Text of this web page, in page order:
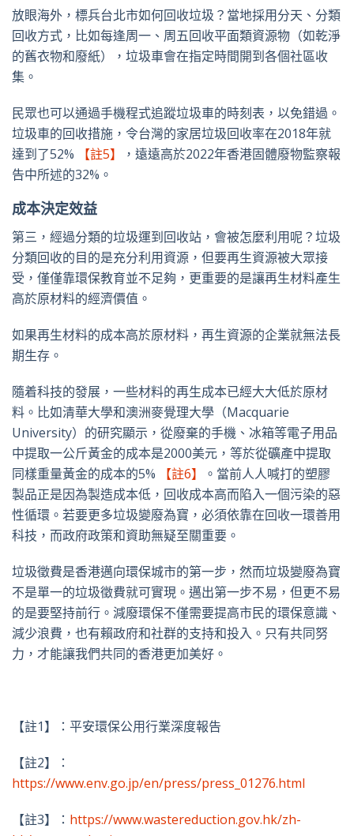
放眼海外，標兵台北市如何回收垃圾？當地採用分天、分類
回收方式，比如每逢周一、周五回收平面類資源物（如乾淨
的舊衣物和廢紙），垃圾車會在指定時間開到各個社區收
集。
民眾也可以通過手機程式追蹤垃圾車的時刻表，以免錯過。
垃圾車的回收措施，令台灣的家居垃圾回收率在2018年就
達到了52%
【註5】
，遠遠高於2022年香港固體廢物監察報
告中所述的32%。
成本決定效益
第三，經過分類的垃圾運到回收站，會被怎麼利用呢？垃圾
分類回收的目的是充分利用資源，但要再生資源被大眾接
受，僅僅靠環保教育並不足夠，更重要的是讓再生材料產生
高於原材料的經濟價值。
如果再生材料的成本高於原材料，再生資源的企業就無法長
期生存。
隨着科技的發展，一些材料的再生成本已經大大低於原材
料。比如清華大學和澳洲麥覺理大學（Macquarie
University）的研究顯示，從廢棄的手機、冰箱等電子用品
中提取一公斤黃金的成本是2000美元，等於從礦產中提取
同樣重量黃金的成本的5%
【註6】
。當前人人喊打的塑膠
製品正是因為製造成本低，回收成本高而陷入一個污染的惡
性循環。若要更多垃圾變廢為寶，必須依靠在回收一環善用
科技，而政府政策和資助無疑至關重要。
垃圾徵費是香港邁向環保城市的第一步，然而垃圾變廢為寶
不是單一的垃圾徵費就可實現。邁出第一步不易，但更不易
的是要堅持前行。減廢環保不僅需要提高市民的環保意識、
減少浪費，也有賴政府和社群的支持和投入。只有共同努
力，才能讓我們共同的香港更加美好。
【註1】： 平安環保公用行業深度報告
【註2】：
https://www.env.go.jp/en/press/press_01276.html
【註3】： https://www.wastereduction.gov.hk/zh-